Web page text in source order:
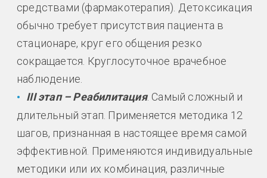
средствами (фармакотерапия). Детоксикация
обычно требует присутствия пациента в
стационаре, круг его общения резко
сокращается. Круглосуточное врачебное
наблюдение.
III этап – Реабилитация. Самый сложный и
длительный этап. Применяется методика 12
шагов, признанная в настоящее время самой
эффективной. Применяются индивидуальные
методики или их комбинация, различные